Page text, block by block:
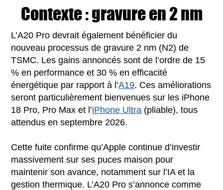
Contexte : gravure en 2 nm
L’A20 Pro devrait également bénéficier du
nouveau processus de gravure 2 nm (N2) de
TSMC. Les gains annoncés sont de l’ordre de 15
% en performance et 30 % en efficacité
énergétique par rapport à l’A19. Ces améliorations
seront particulièrement bienvenues sur les iPhone
18 Pro, Pro Max et l’iPhone Ultra (pliable), tous
attendus en septembre 2026.
Cette fuite confirme qu’Apple continue d’investir
massivement sur ses puces maison pour
maintenir son avance, notamment sur l’IA et la
gestion thermique. L’A20 Pro s’annonce comme